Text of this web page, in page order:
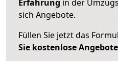
Erfahrung in der
sich Angebote.
Füllen Sie jetzt das
Sie kostenlose Angebote